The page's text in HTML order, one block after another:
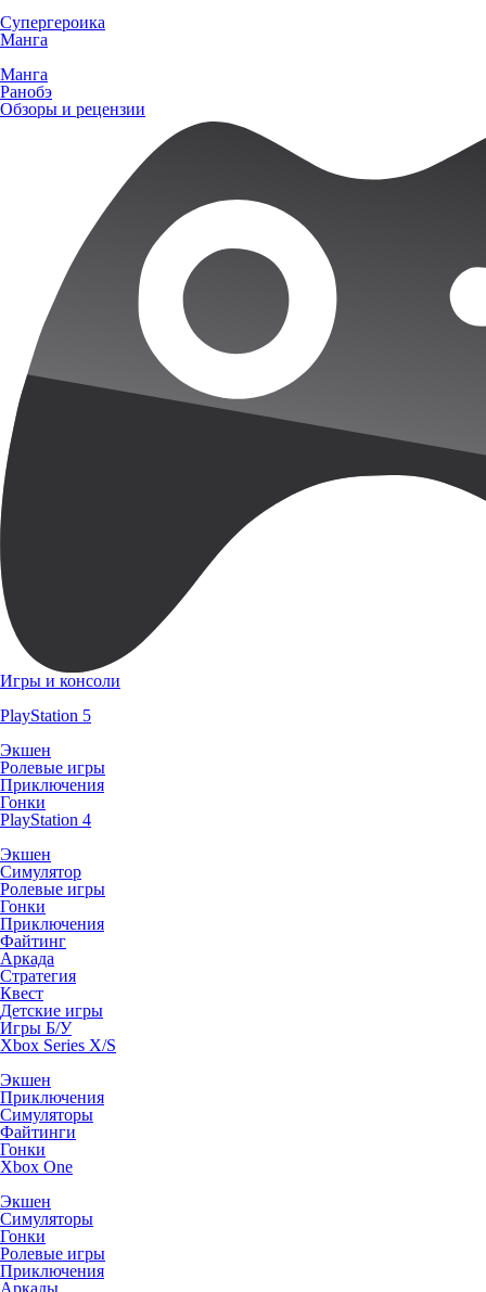
Супергероика
Манга
Манга
Ранобэ
Обзоры и рецензии
Игры и консоли
PlayStation 5
Экшен
Ролевые игры
Приключения
Гонки
PlayStation 4
Экшен
Симулятор
Ролевые игры
Гонки
Приключения
Файтинг
Аркада
Стратегия
Квест
Детские игры
Игры Б/У
Xbox Series X/S
Экшен
Приключения
Симуляторы
Файтинги
Гонки
Xbox One
Экшен
Симуляторы
Гонки
Ролевые игры
Приключения
Аркады